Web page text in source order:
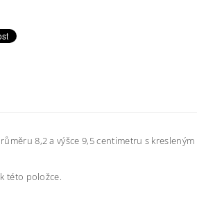
8,2 a výšce 9,5 centimetru s
této položce.